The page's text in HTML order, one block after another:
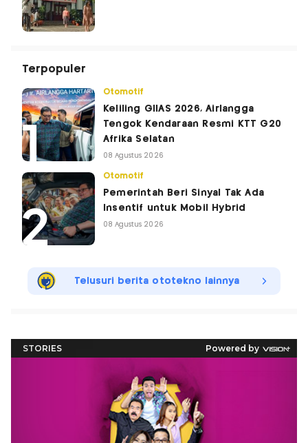
Terpopuler
Otomotif
Keliling GIIAS 2026, Airlangga
Tengok Kendaraan Resmi KTT G20
Afrika Selatan
08 Agustus 2026
Otomotif
Pemerintah Beri Sinyal Tak Ada
Insentif untuk Mobil Hybrid
08 Agustus 2026
Telusuri berita ototekno lainnya